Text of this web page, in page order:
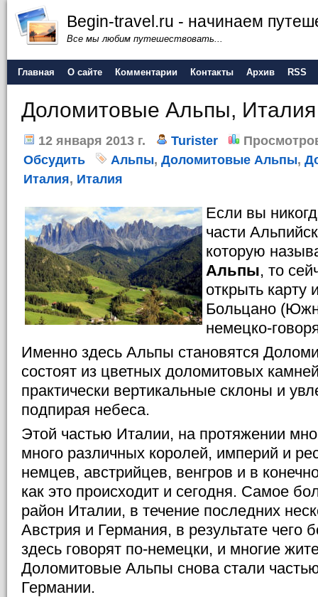
Begin-travel.ru - начинаем
Все мы любим путешествовать...
Главная О сайте Комментарии Контакты Архив RSS
Доломитовые Альпы, Италия
12 января 2013 г. Turister
Обсудить
Альпы, Доломитовые Альпы,
Италия, Италия
Если вы
части
которую
Альпы, то
открыть карту
Больцано
немецко-
Именно здесь Альпы становятся
состоят из цветных доломитовых
практически вертикальные склоны и
подпирая небеса.
Этой частью Италии, на протяжении
много различных королей, империй и
немцев, австрийцев, венгров и в
как это происходит и сегодня. Самое
район Италии, в течение последних
Австрия и Германия, в результате чего
здесь говорят по-немецки, и многие
Доломитовые Альпы снова стали
Германии.